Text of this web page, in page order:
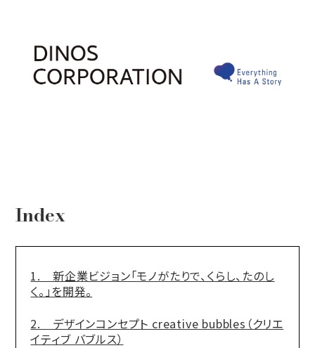
-メンバー
ブランディングデザイン事例
PR・記事
ニュース
Index
1. 新企業ビジョン「モノがたりで、くらし、たのし
く。」を開発。
2. デザインコンセプト creative bubbles（クリエ
イティブ バブルス）